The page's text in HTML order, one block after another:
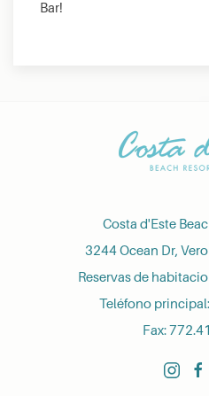
Bar!
Costa d'Este
3244 Ocean Dr,
Reservas de
Teléfono principal:
Fax:
instagram